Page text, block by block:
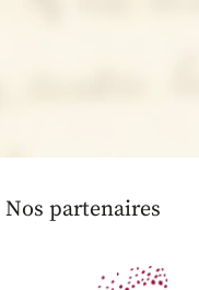
Nos partenaires